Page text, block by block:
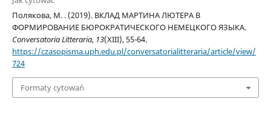
Полякова, М. . (2019). ВКЛАД МАРТИНА ЛЮТЕРА В
ФОРМИРОВАНИЕ БЮРОКРАТИЧЕСКОГО НЕМЕЦКОГО ЯЗЫКА.
Conversatoria Litteraria, 13(XIII), 55-64.
https://czasopisma.uph.edu.pl/conversatorialitteraria/article/view/
724
Formaty cytowań